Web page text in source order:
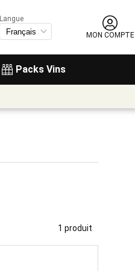
Packs Vins
Langue
MON COMPTE
1 produit